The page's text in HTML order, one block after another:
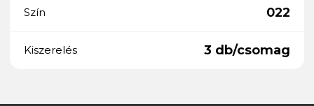
Szín 022
Kiszerelés 3 db/csomag